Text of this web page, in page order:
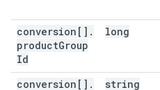
conversion[] .
productGroup
Id
long
conversion[] .
string